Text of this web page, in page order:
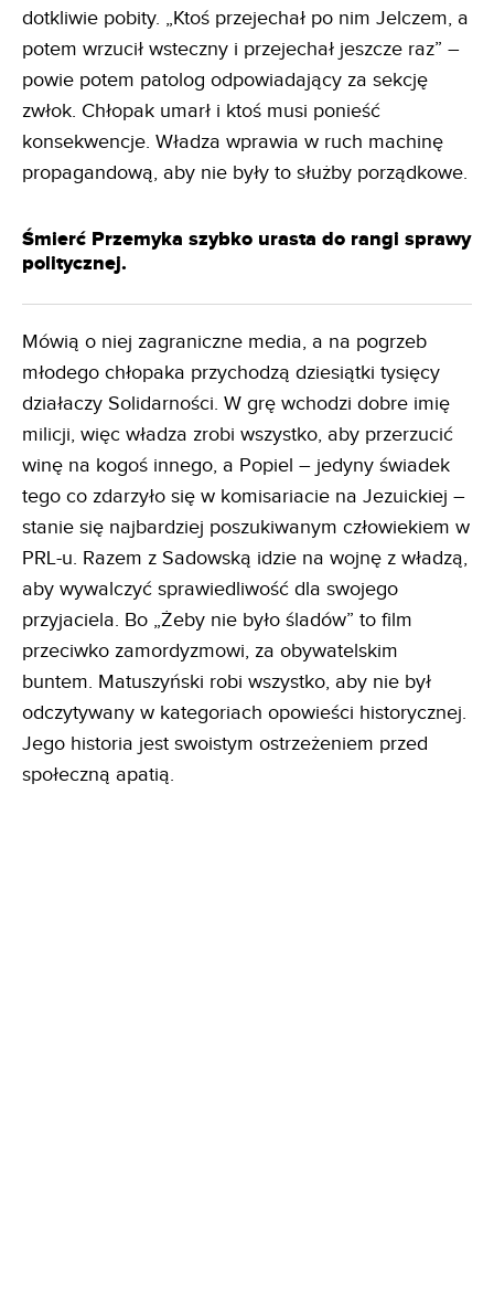
dotkliwie pobity. „Ktoś przejechał po nim Jelczem, a
potem wrzucił wsteczny i przejechał jeszcze raz” –
powie potem patolog odpowiadający za sekcję
zwłok. Chłopak umarł i ktoś musi ponieść
konsekwencje. Władza wprawia w ruch machinę
propagandową, aby nie były to służby porządkowe.
Śmierć Przemyka szybko urasta do rangi sprawy
politycznej.
Mówią o niej zagraniczne media, a na pogrzeb
młodego chłopaka przychodzą dziesiątki tysięcy
działaczy Solidarności. W grę wchodzi dobre imię
milicji, więc władza zrobi wszystko, aby przerzucić
winę na kogoś innego, a Popiel – jedyny świadek
tego co zdarzyło się w komisariacie na Jezuickiej –
stanie się najbardziej poszukiwanym człowiekiem w
PRL-u. Razem z Sadowską idzie na wojnę z władzą,
aby wywalczyć sprawiedliwość dla swojego
przyjaciela. Bo „Żeby nie było śladów” to film
przeciwko zamordyzmowi, za obywatelskim
buntem. Matuszyński robi wszystko, aby nie był
odczytywany w kategoriach opowieści historycznej.
Jego historia jest swoistym ostrzeżeniem przed
społeczną apatią.